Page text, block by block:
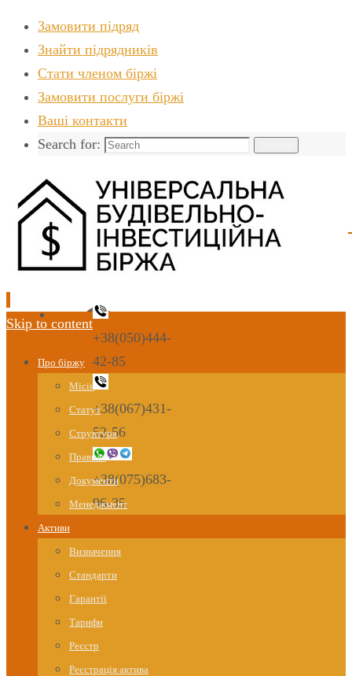
Замовити підряд
Знайти пiдрядникiв
Стати членом біржі
Замовити послуги біржі
Ваші контакти
Search for:
+38(050)444-
42-85
+38(067)431-
52-56
+38(075)683-
96-35
Skip to content
Про біржу
Місія
Статут
Структура
Правила
Документи
Менеджмент
Активи
Визначення
Стандарти
Гарантії
Тарифи
Реєстр
Реєстрація актива